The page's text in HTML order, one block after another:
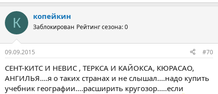
К копейкин
Заблокирован Рейтинг сезона: 0
09.09.2015 #70
СЕНТ-КИТС И НЕВИС , ТЕРКСА И КАЙОКСА, КЮРАСАО,
АНГИЛЬЯ....я о таких странах и не слышал....надо купить
учебник географии....расширить кругозор.....если